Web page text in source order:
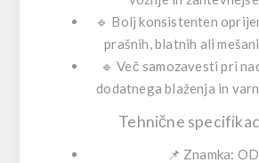
🔹 Bolj konsistenten
prašnih, blatnih ali
🔹Več samozavesti pri
dodatnega blaženja in
Tehnične
📌 Znamka: